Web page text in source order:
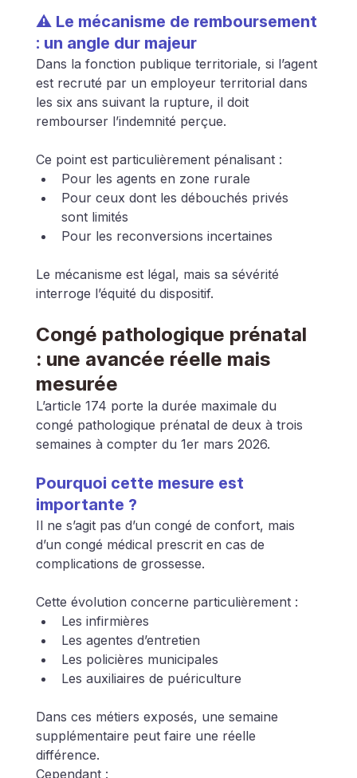
⚠ Le mécanisme de remboursement
: un angle dur majeur
Dans la fonction publique territoriale, si l’agent
est recruté par un employeur territorial dans
les six ans suivant la rupture, il doit
rembourser l’indemnité perçue.
Ce point est particulièrement pénalisant :
Pour les agents en zone rurale
Pour ceux dont les débouchés privés
sont limités
Pour les reconversions incertaines
Le mécanisme est légal, mais sa sévérité
interroge l’équité du dispositif.
Congé pathologique prénatal
: une avancée réelle mais
mesurée
L’article 174 porte la durée maximale du
congé pathologique prénatal de deux à trois
semaines à compter du 1er mars 2026.
Pourquoi cette mesure est
importante ?
Il ne s’agit pas d’un congé de confort, mais
d’un congé médical prescrit en cas de
complications de grossesse.
Cette évolution concerne particulièrement :
Les infirmières
Les agentes d’entretien
Les policières municipales
Les auxiliaires de puériculture
Dans ces métiers exposés, une semaine
supplémentaire peut faire une réelle
différence.
Cependant :